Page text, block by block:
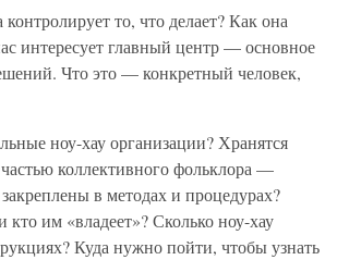
то, что делает? Как она
интересует главный центр — основное
Что это — конкретный человек,
ноу-хау организации? Хранятся
коллективного фольклора —
в методах и процедурах?
им «владеет»? Сколько ноу-хау
Куда нужно пойти, чтобы узнать